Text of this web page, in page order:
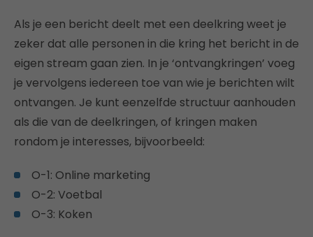
Als je een bericht deelt met een deelkring weet je
zeker dat alle personen in die kring het bericht in de
eigen stream gaan zien. In je ‘ontvangkringen’ voeg
je vervolgens iedereen toe van wie je berichten wilt
ontvangen. Je kunt eenzelfde structuur aanhouden
als die van de deelkringen, of kringen maken
rondom je interesses, bijvoorbeeld:
O-1: Online marketing
O-2: Voetbal
O-3: Koken